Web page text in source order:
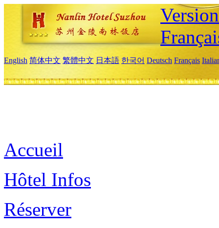
English 简体中文 繁體中文 日本語 한국어 Deutsch Français
Accueil
Hôtel Infos
Réserver